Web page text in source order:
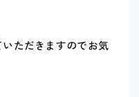
ただきますのでお気